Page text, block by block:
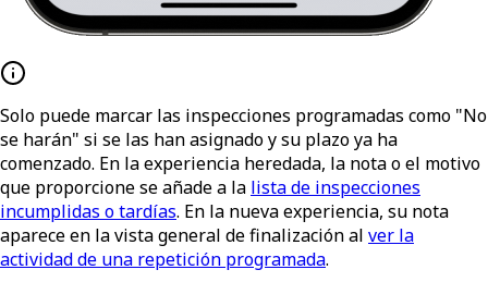
Solo puede marcar las inspecciones programadas como "No
se harán" si se las han asignado y su plazo ya ha
comenzado. En la experiencia heredada, la nota o el motivo
que proporcione se añade a la lista de inspecciones
incumplidas o tardías. En la nueva experiencia, su nota
aparece en la vista general de finalización al ver la
actividad de una repetición programada.